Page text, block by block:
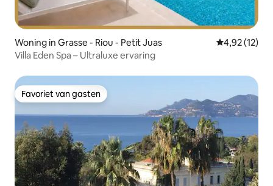
Woning in Grasse - Riou - Petit Juas Gemiddelde
4,92 (12)
Villa Eden Spa – Ultraluxe ervaring
Favoriet van gasten
Favoriet van gasten